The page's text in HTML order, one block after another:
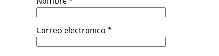
Correo electrónico *